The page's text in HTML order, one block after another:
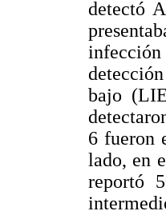
detectó
infección
bajo
6 fueron
lado, en
reportó